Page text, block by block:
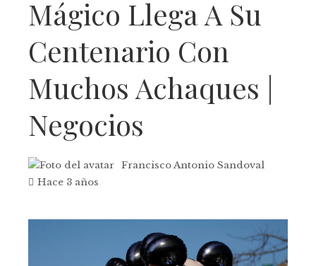
Mágico Llega A Su
Centenario Con
Muchos Achaques |
Negocios
Francisco Antonio Sandoval
Hace 3 años